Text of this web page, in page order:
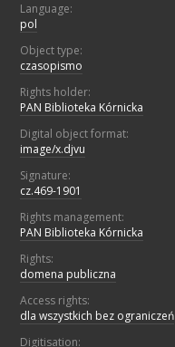
Language:
pol
Object type:
czasopismo
Rights holder:
PAN Biblioteka Kórnicka
Digital object format:
image/x.djvu
Signature:
cz.469-1901
Rights management:
PAN Biblioteka Kórnicka
Rights:
domena publiczna
Access rights:
dla wszystkich bez ograniczeń
Digitisation: